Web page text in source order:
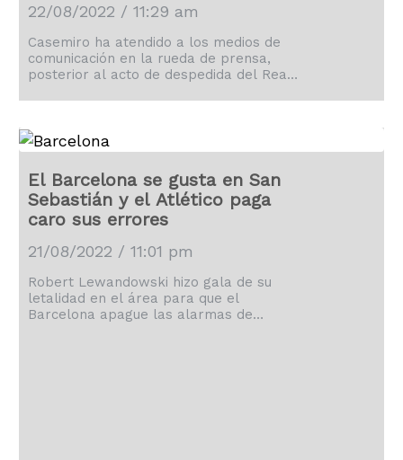
22/08/2022 / 11:29 am
Casemiro ha atendido a los medios de
comunicación en la rueda de prensa,
posterior al acto de despedida del Real
momentos vividos y los recuerdos que le
acompañarán por siempre.
El Barcelona se gusta en San
Sebastián y el Atlético paga
caro sus errores
21/08/2022 / 11:01 pm
Robert Lewandowski hizo gala de su
letalidad en el área para que el
Barcelona apague las alarmas de